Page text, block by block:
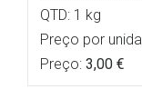
QTD: 1 kg
Preço por
Preço: 3,00 €